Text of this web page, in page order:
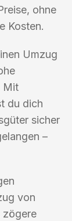
ohne
Kosten.
Umzug
Mit
du dich
sicher
–
von
zögere